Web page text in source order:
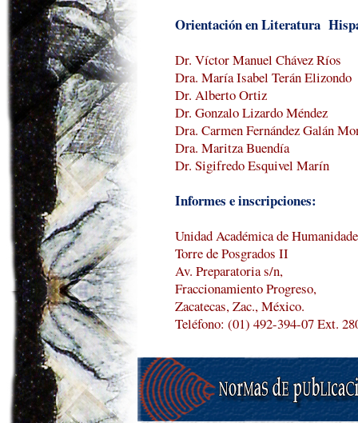
Orientación en Literatura
Dr. Víctor Manuel Chávez Ríos
Dra. María Isabel Terán Elizondo
Dr. Alberto Ortiz
Dr. GonzaloLizardoMéndez
Dra. Carmen Fernández Galán
Dra. Maritza Buendía
Dr. Sigifredo Esquivel Marín
Informes e inscripciones:
Unidad Académica de
Torre de Posgrados II
Av. Preparatoria s/n,
Fraccionamiento Progreso,
Zacatecas,Zac., México.
Teléfono: (01) 492-394-07 Ext.